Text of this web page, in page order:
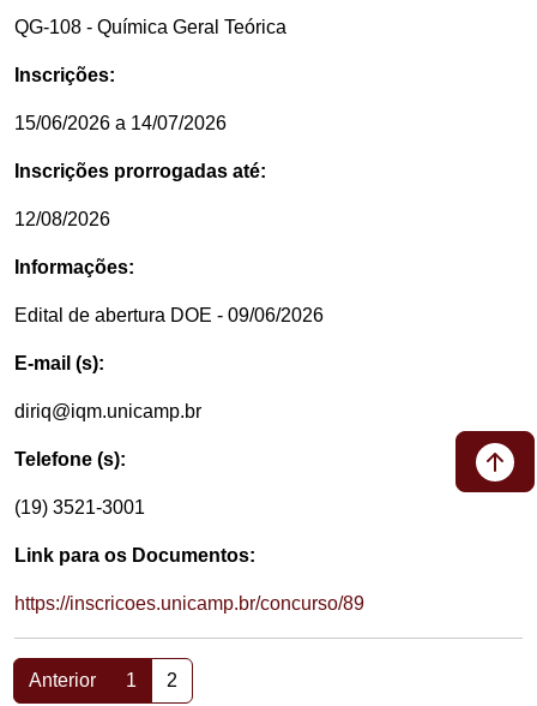
QG-108 - Química Geral Teórica
Inscrições:
15/06/2026 a 14/07/2026
Inscrições prorrogadas até:
12/08/2026
Informações:
Edital de abertura DOE - 09/06/2026
E-mail (s):
diriq@iqm.unicamp.br
Telefone (s):
(19) 3521-3001
Link para os Documentos:
https://inscricoes.unicamp.br/concurso/89
Anterior 1 2